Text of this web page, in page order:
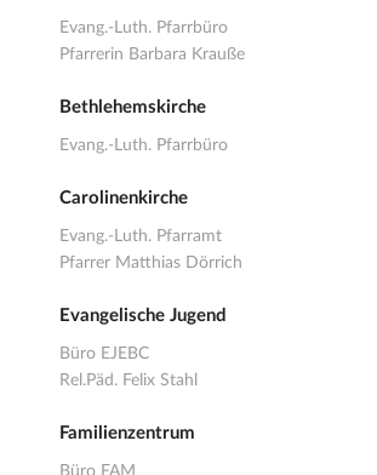
Evang.-Luth. Pfarrbüro
Pfarrerin Barbara Krauße
Bethlehemskirche
Evang.-Luth. Pfarrbüro
Carolinenkirche
Evang.-Luth. Pfarramt
Pfarrer Matthias Dörrich
Evangelische Jugend
Büro EJEBC
Rel.Päd. Felix Stahl
Familienzentrum
Büro FAM